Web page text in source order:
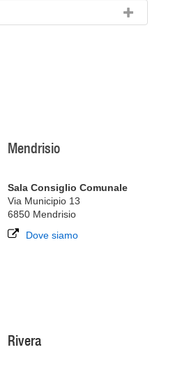
Mendrisio
Sala Consiglio Comunale
Via Municipio 13
6850 Mendrisio
Dove siamo
Rivera